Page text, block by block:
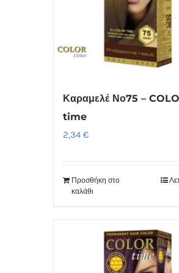
Καραμελέ Νο75 –
time
2,34 €
Προσθήκη στο
καλάθι